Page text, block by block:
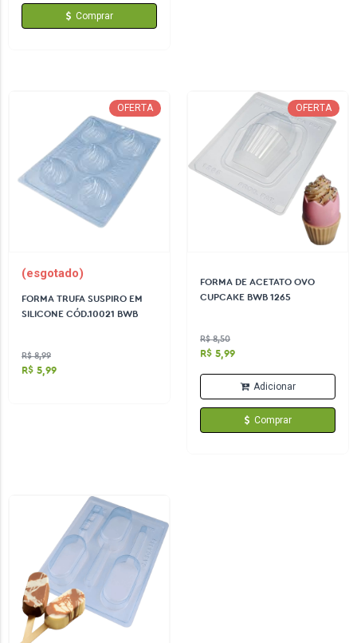
Comprar
OFERTA
(esgotado)
FORMA TRUFA SUSPIRO EM
SILICONE CÓD.10021 BWB
R$ 8,99
R$ 5,99
OFERTA
FORMA DE ACETATO OVO
CUPCAKE BWB 1265
R$ 8,50
R$ 5,99
Adicionar
Comprar